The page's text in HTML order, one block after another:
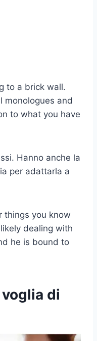
to a brick wall.
monologues and
to what you have
Hanno anche la
per adattarla a
things you know
dealing with
he is bound to
di